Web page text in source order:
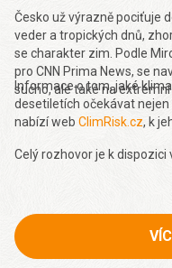
Česko už výrazně pociťuje
veder a tropických dnů,
se charakter zim. Podle
pro CNN Prima News, se
sucho, ale také na extrémní
Informace o tom, jaké
desetiletích očekávat nejen
nabízí web ClimRisk.cz, k
Celý rozhovor je k dispozici